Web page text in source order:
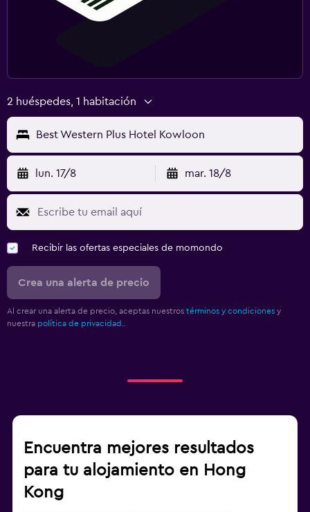
2 huéspedes, 1 habitación
Best Western Plus Hotel Kowloon
lun. 17/8 mar. 18/8
Recibir las ofertas especiales de momondo
Crea una alerta de precio
Al crear una alerta de precio, aceptas nuestros términos y condiciones y
nuestra política de privacidad.
Encuentra mejores resultados
para tu alojamiento en Hong
Kong